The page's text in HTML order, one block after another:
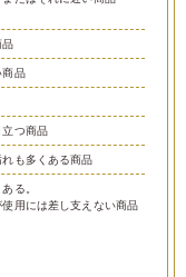
品
商品
立つ商品
も多くある商品
る。
用には差し支えない商品